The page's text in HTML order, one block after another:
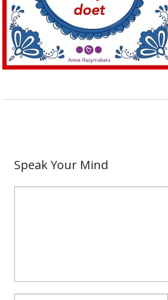
Speak Your Mind